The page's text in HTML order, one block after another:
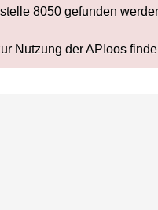
8050 gefunden
Nutzung der APIoos